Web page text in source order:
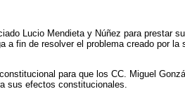
Lucio Mendieta y Núñez para prestar
fin de resolver el problema creado por
para que los CC. Miguel
sus efectos constitucionales.